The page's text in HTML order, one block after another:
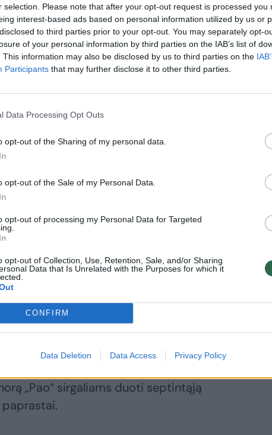
selection. Please note that after your opt-out request is processed you
interest-based ads based on personal information utilized by us or
to third parties prior to your opt-out. You may separately opt-
of your personal information by third parties on the IAB’s list of
This information may also be disclosed by us to third parties on the
Participants that may further disclose it to other third parties.
Data Processing Opt Outs
opt-out of the Sharing of my personal data.
opt-out of the Sale of my Personal Data.
opt-out of processing my Personal Data for Targeted
opt-out of Collection, Use, Retention, Sale, and/or Sharing
Data that Is Unrelated with the Purposes for which it
CONFIRM
Data Deletion Data Access Privacy Policy
liejasi
– naktį
apie
27,5 minutės aikštelėje renka po 8,5
trit., 87 proc. baud.), išskirsto po 3,4
po 2,2 atkovoto kamuolio, perima
naudingumo balų vidurkį.
„Orlando Magic“ ir „Washington
– tai pirmasis šansas iškovoti
„Pao“ sirgaliams duoti septintąją
paprastai.